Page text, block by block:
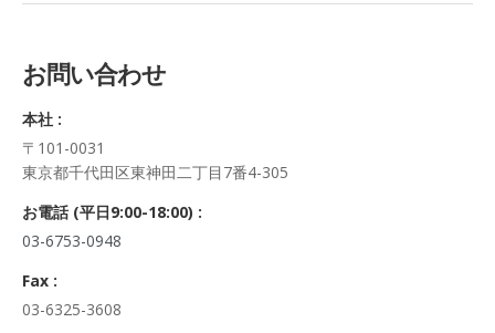
正・追加・削除、利用の停止または消去、第三者への提供の停
口に申し出ることができます。
その際、弊社はご本人を確認させていただいたうえで、合理的
な期間内に対応いたします。
株式会社FloBoard 個人情報問合せ窓口
〒101-0031 東京都千代田区東神田二丁目7番4-305
メールアドレス: info@floboard.co.jp TEL: 03-6753-0948
ールデンウィークを除く)
お問い合わせ
本社 :
〒101-0031
東京都千代田区東神田二丁目7番4-305
お電話 (平日9:00-18:00) :
03-6753-0948
Fax :
03-6325-3608